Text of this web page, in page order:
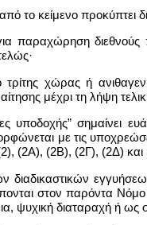
το κείμενο προκύπτει
παραχώρηση
τρίτης χώρας ή
μέχρι τη λήψη
υποδοχής”
με τις
(2Α), (2Β), (2Γ), (2Δ) και
διαδικαστικών
στον παρόντα Νόμο
ψυχική διαταραχή ή